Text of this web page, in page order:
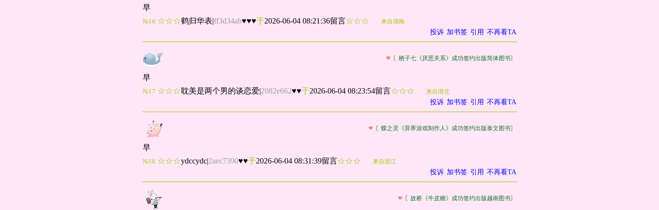
早
№16 ☆☆☆鹤归华表|ff3d34ab♥♥♥于2026-06-04 08:21:36留言☆☆☆ 来自湖南
投诉 加书签 引用 不再看TA
〖栖子七《厌恶关系》成功签约出版简体图书〗
早
№17 ☆☆☆耽美是两个男的谈恋爱|2082e662♥♥于2026-06-04 08:23:54留言☆☆☆ 来自湖北
投诉 加书签 引用 不再看TA
〖蝶之灵《异界游戏制作人》成功签约出版泰文图书〗
早
№18 ☆☆☆ydccydc|2aec7390♥♥于2026-06-04 08:31:39留言☆☆☆ 来自浙江
投诉 加书签 引用 不再看TA
〖故桥《牛皮糖》成功签约出版越南图书〗